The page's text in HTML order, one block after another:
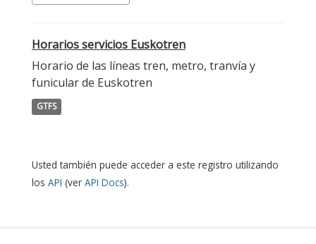
Horarios servicios Euskotren
Horario de las líneas tren, metro, tranvía y
funicular de Euskotren
GTFS
Usted también puede acceder a este registro utilizando
los API (ver API Docs).